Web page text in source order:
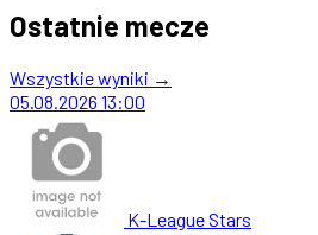
Ostatnie mecze
Wszystkie wyniki →
05.08.2026 13:00
K-League Stars